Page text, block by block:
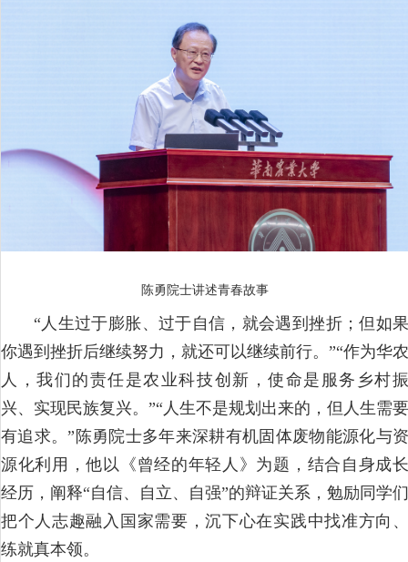
陈勇院士讲述青春故事
“人生过于膨胀、过于自信，就会遇到挫折；但如果
你遇到挫折后继续努力，就还可以继续前行。”“作为华农
人，我们的责任是农业科技创新，使命是服务乡村振
兴、实现民族复兴。”“人生不是规划出来的，但人生需要
有追求。”陈勇院士多年来深耕有机固体废物能源化与资
源化利用，他以《曾经的年轻人》为题，结合自身成长
经历，阐释“自信、自立、自强”的辩证关系，勉励同学们
把个人志趣融入国家需要，沉下心在实践中找准方向、
练就真本领。